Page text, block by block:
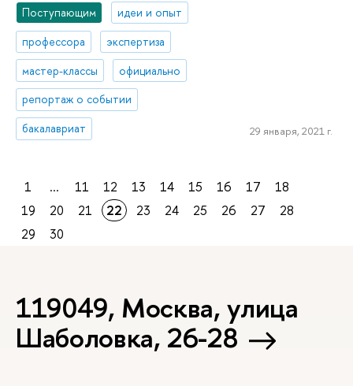
Поступающим
идеи и опыт
профессора
экспертиза
мастер-классы
официально
репортаж о событии
бакалавриат
29 января, 2021 г.
1 ... 11 12 13 14 15 16 17
18
19
20 21 22 23 24 25 26 27
28
29
30
119049, Москва, улица
Шаболовка, 26-28